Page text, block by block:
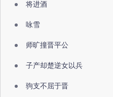
将进酒
咏雪
师旷撞晋平公
子产却楚逆女以兵
驹支不屈于晋